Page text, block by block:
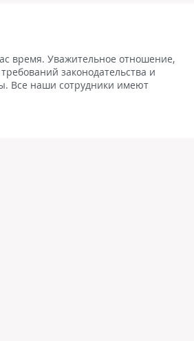
время. Уважительное отношение,
законодательства и
Все наши сотрудники имеют